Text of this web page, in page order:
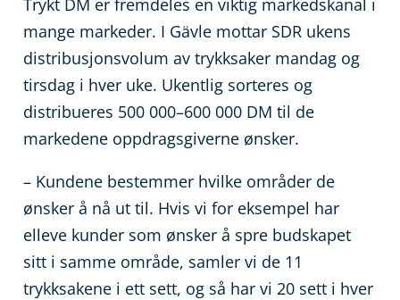
mange markeder. I Gävle mottar SDR ukens
distribusjonsvolum av trykksaker mandag og
tirsdag i hver uke. Ukentlig sorteres og
distribueres 500 000–600 000 DM til de
markedene oppdragsgiverne ønsker.
– Kundene bestemmer hvilke områder de
ønsker å nå ut til. Hvis vi for eksempel har
elleve kunder som ønsker å spre budskapet
sitt i samme område, samler vi de 11
trykksakene i ett sett, og så har vi 20 sett i hver